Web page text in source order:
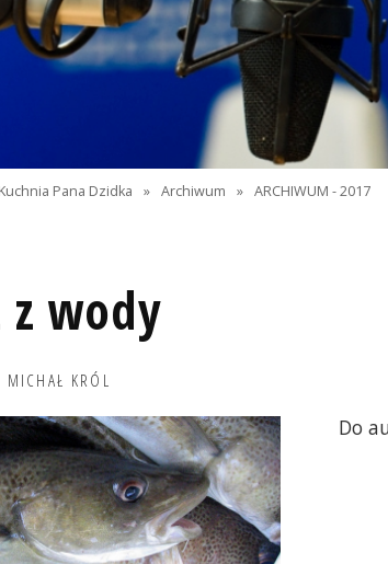
Kuchnia Pana Dzidka » Archiwum » ARCHIWUM - 2017
z wody
MICHAŁ KRÓL
Do